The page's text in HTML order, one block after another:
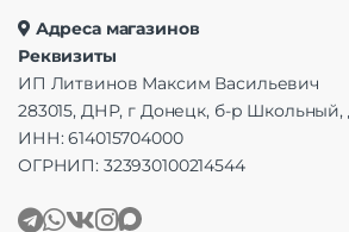
Адреса магазинов
Реквизиты
ИП Литвинов Максим Васильевич
283015, ДНР, г Донецк, б-р Школьный,
ИНН: 614015704000
ОГРНИП: 323930100214544